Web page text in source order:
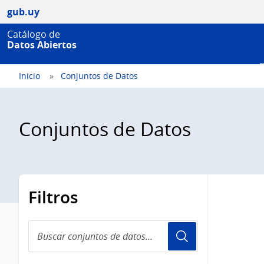
gub.uy
Catálogo de
Datos Abiertos
Inicio Conjuntos de Datos
Conjuntos de Datos
Filtros
conjuntos
de